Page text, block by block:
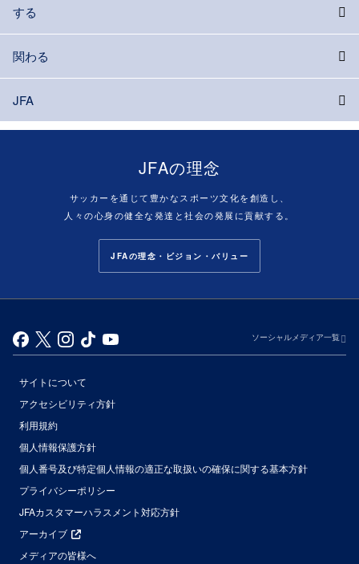
する
関わる
JFA
JFAの理念
サッカーを通じて豊かなスポーツ文化を創造し、
人々の心身の健全な発達と社会の発展に貢献する。
JFAの理念・ビジョン・バリュー
ソーシャルメディア一覧
サイトについて
アクセシビリティ方針
利用規約
個人情報保護方針
個人番号及び特定個人情報の適正な取扱いの確保に関する基本方針
プライバシーポリシー
JFAカスタマーハラスメント対応方針
アーカイブ
メディアの皆様へ